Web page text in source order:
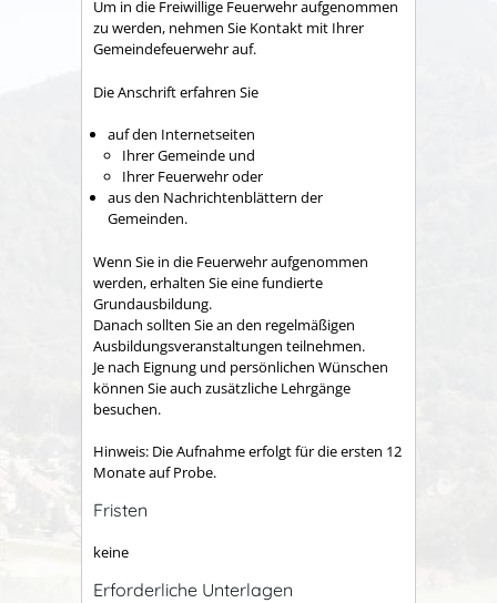
Um in die Freiwillige Feuerwehr aufgenommen
zu werden, nehmen Sie Kontakt mit Ihrer
Gemeindefeuerwehr auf.
Die Anschrift erfahren Sie
auf den Internetseiten
Ihrer Gemeinde und
Ihrer Feuerwehr oder
aus den Nachrichtenblättern der
Gemeinden.
Wenn Sie in die Feuerwehr aufgenommen
werden, erhalten Sie eine fundierte
Grundausbildung.
Danach sollten Sie an den regelmäßigen
Ausbildungsveranstaltungen teilnehmen.
Je nach Eignung und persönlichen Wünschen
können Sie auch zusätzliche Lehrgänge
besuchen.
Hinweis: Die Aufnahme erfolgt für die ersten 12
Monate auf Probe.
Fristen
keine
Erforderliche Unterlagen